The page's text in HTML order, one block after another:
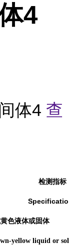
4
体4 查
检测指标
色液体或固体
yellow liquid or